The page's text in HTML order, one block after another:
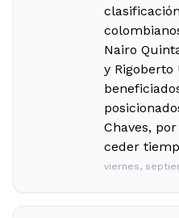
Nairo
y Rigoberto
Chaves,
ceder
viernes,